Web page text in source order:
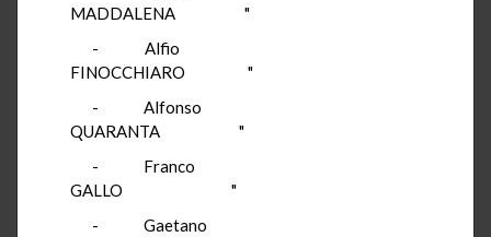
MADDALENA "
- Alfio
FINOCCHIARO "
- Alfonso
QUARANTA "
- Franco
GALLO "
- Gaetano